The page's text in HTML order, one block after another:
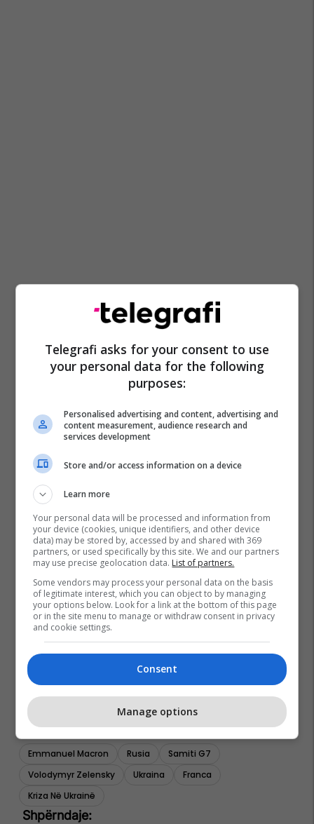
Emmanuel Macron Rusia
Samiti G7
Volodymyr Zelensky
Ukraina
Franca
Kriza Në Ukrainë
Telegrafi asks for your consent to use
your personal data for the following
purposes:
Personalised advertising and content, advertising and
content measurement, audience research and
services development
Store and/or access information on a device
Learn more
Your personal data will be processed and information from
your device (cookies, unique identifiers, and other device
data) may be stored by, accessed by and shared with 369
partners, or used specifically by this site. We and our partners
may use precise geolocation data. List of partners.
Some vendors may process your personal data on the basis
of legitimate interest, which you can object to by managing
your options below. Look for a link at the bottom of this page
or in the site menu to manage or withdraw consent in privacy
and cookie settings.
Consent
Manage options